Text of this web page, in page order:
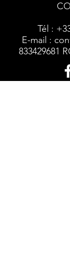
Tél :
E-mail :
833429681